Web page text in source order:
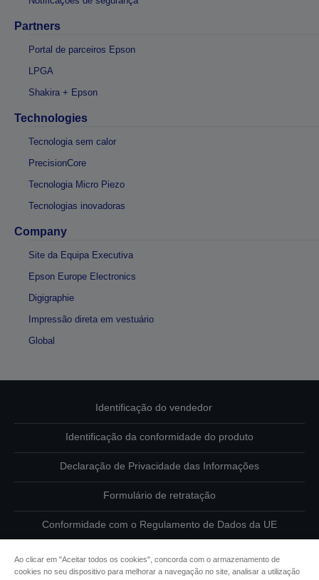
Partners
Portal de parceiros Epson
LPGA
Shakira + Epson
Technologies
Tecnologia sem calor
PrecisionCore
Tecnologia Micro Piezo
Tecnologias inovadoras
Company
Site da Equipa Executiva
Epson Europe Electronics
Digigraphie
Impressão direta em vestuário
Global
Identificação do vendedor
Identificação da conformidade do produto
Declaração de Privacidade das Informações
Formulário de retratação
Conformidade com o Regulamento de Dados da UE
Ao clicar em "Aceitar todos os cookies", concorda com o armazenamento de
cookies no seu dispositivo para melhorar a navegação no site, analisar a utilização